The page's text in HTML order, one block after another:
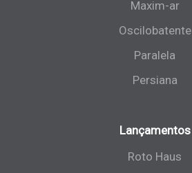
Maxim-ar
Oscilobatente
Paralela
Persiana
Lançamentos
Roto Haus